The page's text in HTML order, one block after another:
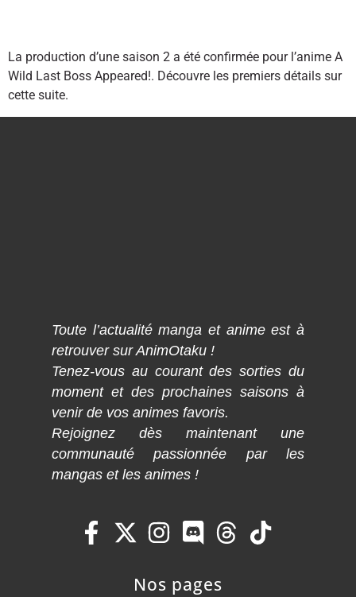
La production d’une saison 2 a été confirmée pour l’anime A
Wild Last Boss Appeared!. Découvre les premiers détails sur
cette suite.
Toute l’actualité manga et anime est à
retrouver sur AnimOtaku !
Tenez-vous au courant des sorties du
moment et des prochaines saisons à
venir de vos animes favoris.
Rejoignez dès maintenant une
communauté passionnée par les
mangas et les animes !
Nos pages